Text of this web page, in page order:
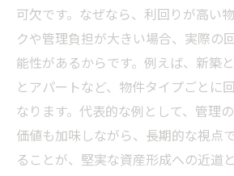
可欠です。なぜなら、利回りが高い
クや管理負担が大きい場合、実際の
能性があるからです。例えば、新築
とアパートなど、物件タイプごとに
なります。代表的な例として、管理
価値も加味しながら、長期的な視点
ることが、堅実な資産形成への近道と